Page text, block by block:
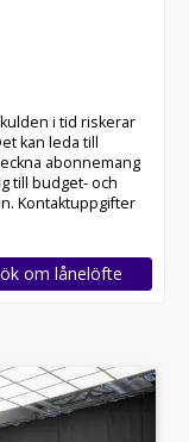
Hos oss är
just dina
Väsby – vi
bil!
eller andra
i tid riskerar
kan leda till
abonnemang
till budget- och
Kontaktuppgifter
om lånelöfte